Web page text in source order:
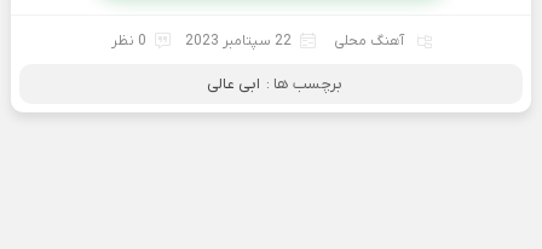
آهنگ محلی 22 سپتامبر 2023 0 نظر
برچسب ها : ابی عالی